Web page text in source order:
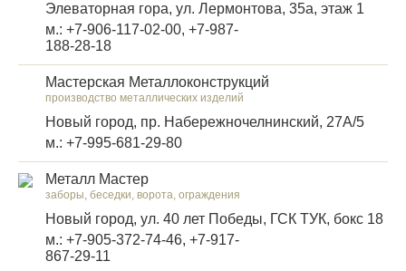
Элеваторная гора, ул. Лермонтова, 35а, этаж 1
м.: +7-906-117-02-00, +7-987-
188-28-18
Мастерская Металлоконструкций
производство металлических изделий
Новый город, пр. Набережночелнинский, 27А/5
м.: +7-995-681-29-80
Металл Мастер
заборы, беседки, ворота, ограждения
Новый город, ул. 40 лет Победы, ГСК ТУК, бокс 18
м.: +7-905-372-74-46, +7-917-
867-29-11